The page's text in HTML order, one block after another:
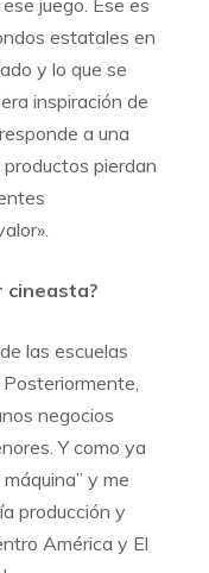
juego. Ese es
estatales en
y lo que se
inspiración de
a una
pierdan
cineasta?
las escuelas
negocios
Y como ya
y me
producción y
América y El